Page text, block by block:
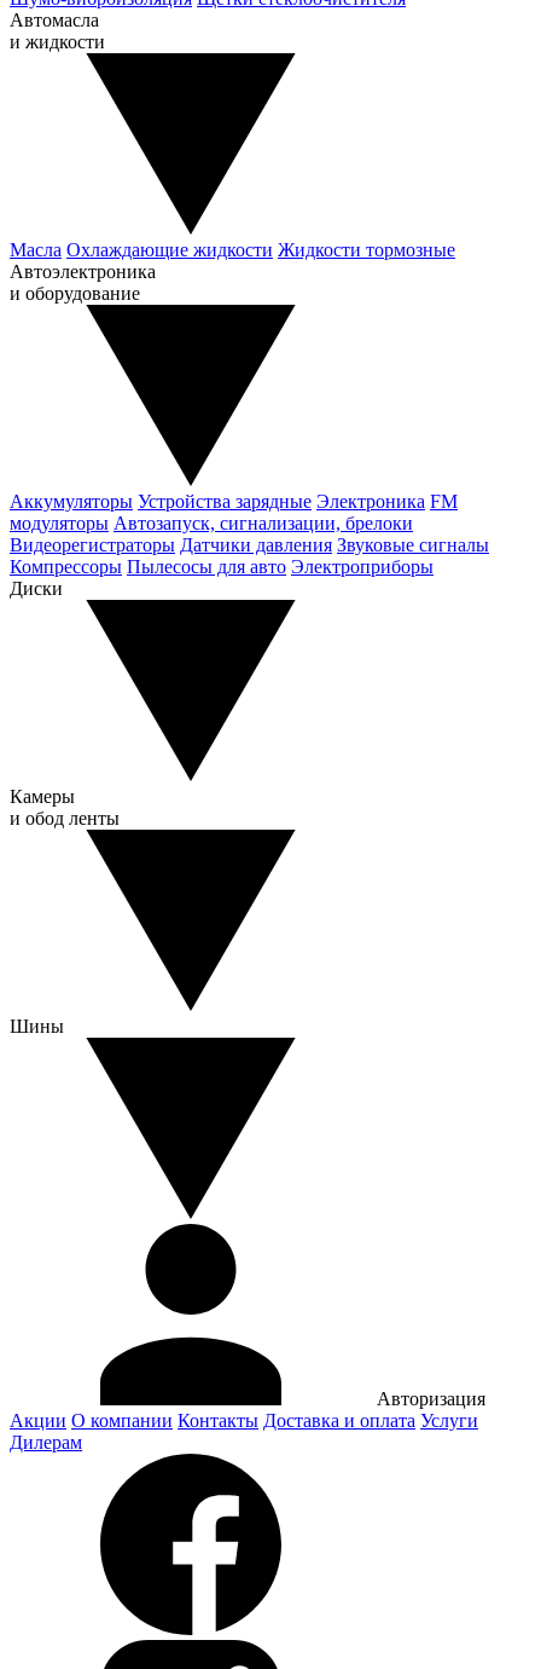
Автомасла
и жидкости
Масла Охлаждающие жидкости Жидкости тормозные
Автоэлектроника
и оборудование
Аккумуляторы Устройства зарядные Электроника FM
модуляторы Автозапуск, сигнализации, брелоки
Видеорегистраторы Датчики давления Звуковые сигналы
Компрессоры Пылесосы для авто Электроприборы
Диски
Камеры
и обод ленты
Шины
Авторизация
Акции О компании Контакты Доставка и оплата Услуги
Дилерам